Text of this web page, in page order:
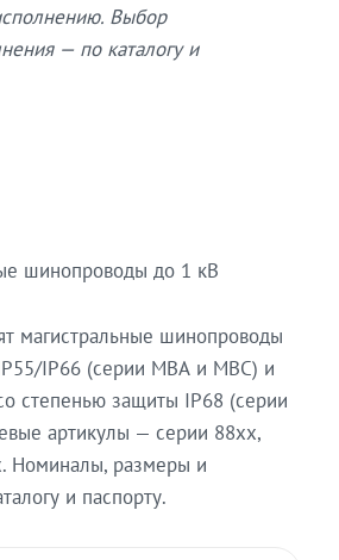
Выбор
— по каталогу и
шинопроводы до 1 кВ
магистральные шинопроводы
IP66 (серии МВА и МВС) и
степенью защиты IP68 (серии
артикулы — серии 88xx,
Номиналы, размеры и
и паспорту.